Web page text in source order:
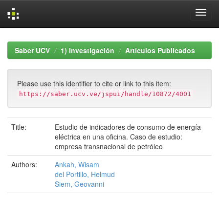
navigationSaber UCV 1) Investigación Artículos Publicados
Please use this identifier to cite or link to this item:
https://saber.ucv.ve/jspui/handle/10872/4001
Title:
Estudio de indicadores de consumo de energía
eléctrica en una oficina. Caso de estudio:
empresa transnacional de petróleo
Authors:
Ankah, Wisam
del Portillo, Helmud
Siem, Geovanni